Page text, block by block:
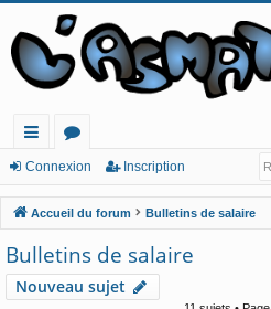
ac
co
ur
cis
or
u
m
s
Connexion Inscription
Accueil du forum Bulletins de salaire
Bulletins de salaire
Nouveau sujet